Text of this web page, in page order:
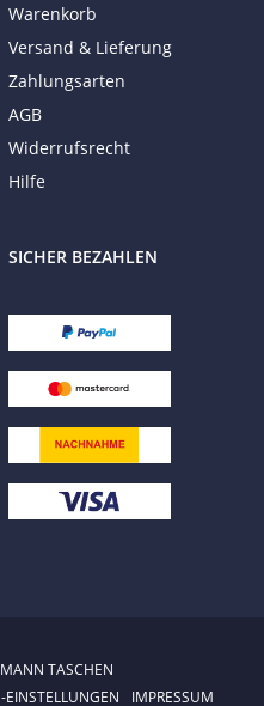
Warenkorb
Versand & Lieferung
Zahlungsarten
AGB
Widerrufsrecht
Hilfe
SICHER BEZAHLEN
TASCHEN
EINSTELLUNGEN IMPRESSUM